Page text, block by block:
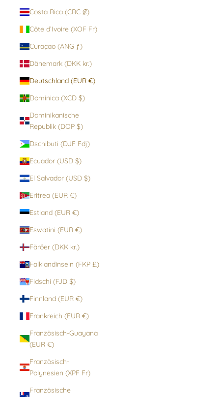
Costa Rica (CRC ₡)
Côte d’Ivoire (XOF Fr)
Curaçao (ANG ƒ)
Dänemark (DKK kr.)
Deutschland (EUR €)
Dominica (XCD $)
Dominikanische
Republik (DOP $)
Dschibuti (DJF Fdj)
Ecuador (USD $)
El Salvador (USD $)
Eritrea (EUR €)
Estland (EUR €)
Eswatini (EUR €)
Färöer (DKK kr.)
Falklandinseln (FKP £)
Fidschi (FJD $)
Finnland (EUR €)
Frankreich (EUR €)
Französisch-Guayana
(EUR €)
Französisch-
Polynesien (XPF Fr)
Französische